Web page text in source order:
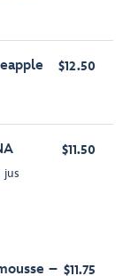
$12.50
jus
$11.50
– $11.75